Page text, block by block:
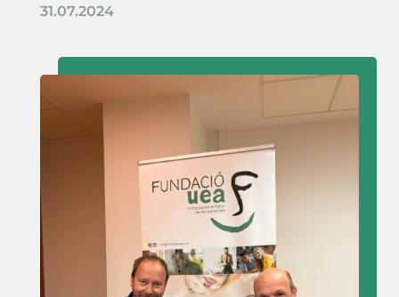
31.07.2024